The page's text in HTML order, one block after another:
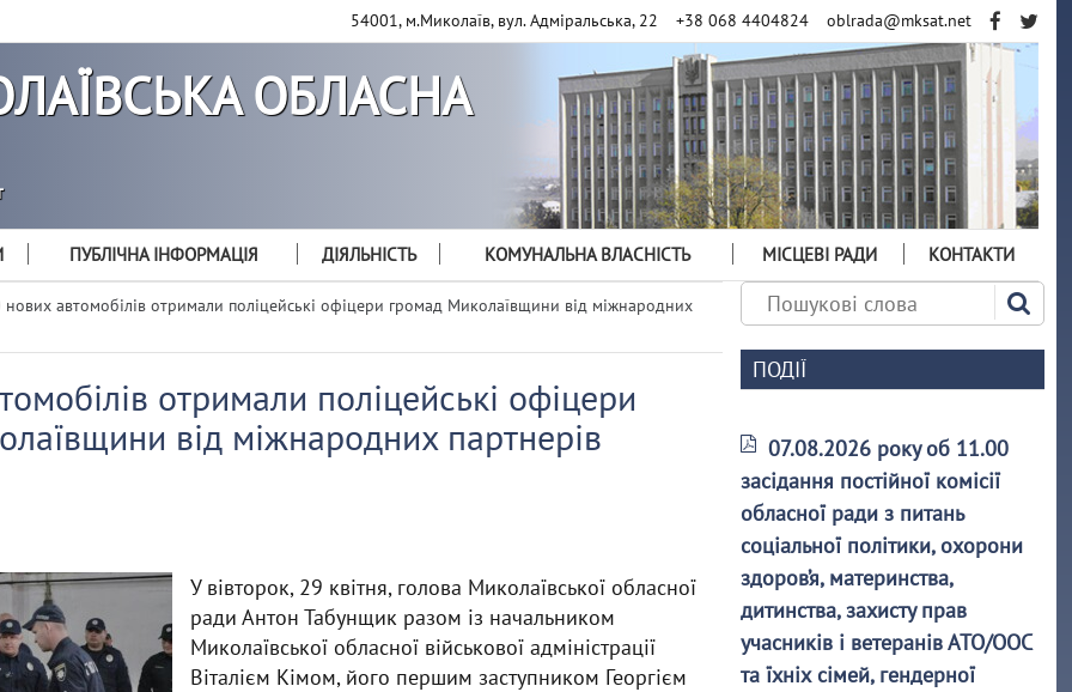
54001, м.Миколаїв, вул. Адміральська, 22 +38 068 4404824 oblrada@mksat.net
ОБЛАСНА
ПУБЛІЧНА ІНФОРМАЦІЯ ДІЯЛЬНІСТЬ КОМУНАЛЬНА ВЛАСНІСТЬ МІСЦЕВІ РАДИ КОНТАКТИ
нових автомобілів отримали поліцейські офіцери громад Миколаївщини від міжнародних
отримали поліцейські офіцери
від міжнародних партнерів
У вівторок, 29 квітня, голова Миколаївської обласної
ради Антон Табунщик разом із начальником
Миколаївської обласної військової адміністрації
Віталієм Кімом, його першим заступником Георгієм
ПОДІЇ
07.08.2026 року об 11.00
засідання постійної комісії
обласної ради з питань
соціальної політики, охорони
здоров’я, материнства,
дитинства, захисту прав
учасників і ветеранів АТО/ООС
та їхніх сімей, гендерної